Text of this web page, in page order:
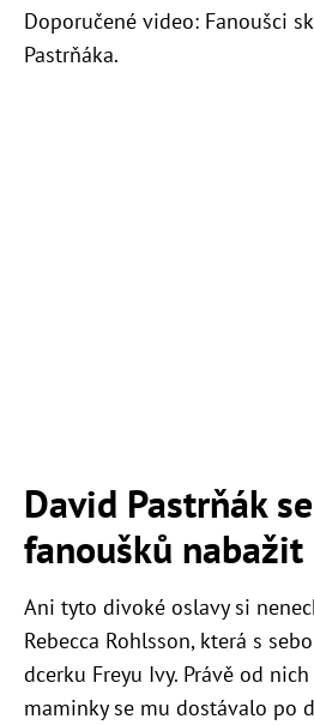
Doporučené video: Fanoušci
Pastrňáka.
David Pastrňák
fanoušků nabažit
Ani tyto divoké oslavy si
Rebecca Rohlsson, která s
dcerku Freyu Ivy. Právě od
maminky se mu dostávalo po